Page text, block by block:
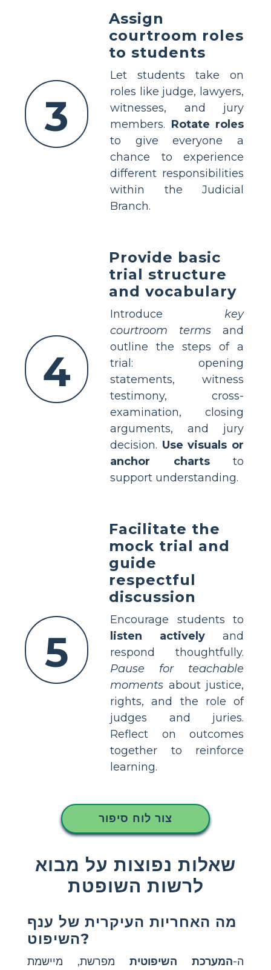
3
Assign
courtroom roles
to students
Let students take on
roles like judge, lawyers,
witnesses, and jury
members. Rotate roles
to give everyone a
chance to experience
different responsibilities
within the Judicial
Branch.
4
Provide basic
trial structure
and vocabulary
Introduce key
courtroom terms and
outline the steps of a
trial: opening
statements, witness
testimony, cross-
examination, closing
arguments, and jury
decision. Use visuals or
anchor chartsto
support understanding.
5
Facilitate the
mock trial and
guide
respectful
discussion
Encourage students to
listen actively and
respond thoughtfully.
Pause for teachable
moments about justice,
rights, and the role of
judges and juries.
Reflect on outcomes
together to reinforce
learning.
צור לוח סיפור
שאלות נפוצות על מבוא
לרשות השופטת
מה האחריות העיקרית של ענף
השיפוט?
ה-המערכת השיפוטית מפרשת, מיישמת